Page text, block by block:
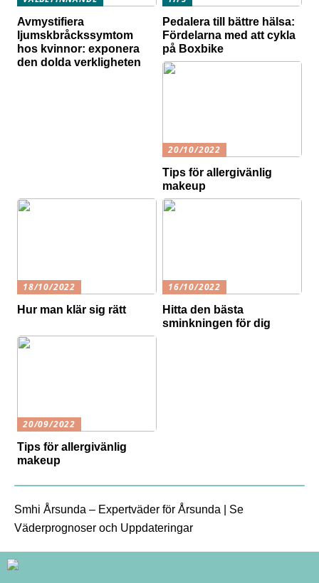
Avmystifiera
ljumskbråckssymtom
hos kvinnor: exponera
den dolda verkligheten
Pedalera till bättre hälsa:
Fördelarna med att cykla
på Boxbike
20/10/2022
Tips för allergivänlig
makeup
18/10/2022
Hur man klär sig rätt
16/10/2022
Hitta den bästa
sminkningen för dig
20/09/2022
Tips för allergivänlig
makeup
Smhi Årsunda – Expertväder för Årsunda | Se
Väderprognoser och Uppdateringar